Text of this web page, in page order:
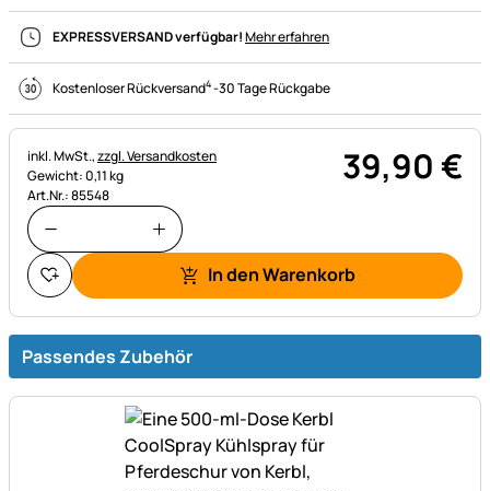
EXPRESSVERSAND verfügbar!Mehr erfahren
Kostenloser Rückversand4-30 Tage Rückgabe
Steuerhinweis:
inkl. MwSt.,zzgl. Versandkosten
Gewicht: 0,11 kg
Art.Nr.: 85548
39,90€
In den Warenkorb
Passendes Zubehör